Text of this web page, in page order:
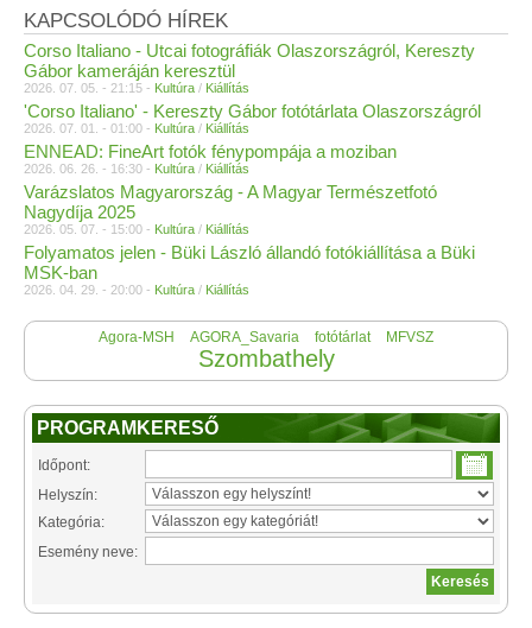
KAPCSOLÓDÓ HÍREK
Corso Italiano - Utcai fotográfiák Olaszországról, Kereszty
Gábor kameráján keresztül
2026. 07. 05. - 21:15 - Kultúra / Kiállítás
'Corso Italiano' - Kereszty Gábor fotótárlata Olaszországról
2026. 07. 01. - 01:00 - Kultúra / Kiállítás
ENNEAD: FineArt fotók fénypompája a moziban
2026. 06. 26. - 16:30 - Kultúra / Kiállítás
Varázslatos Magyarország - A Magyar Természetfotó
Nagydíja 2025
2026. 05. 07. - 15:00 - Kultúra / Kiállítás
Folyamatos jelen - Büki László állandó fotókiállítása a Büki
MSK-ban
2026. 04. 29. - 20:00 - Kultúra / Kiállítás
Agora-MSH AGORA_Savaria fotótárlat MFVSZ
Szombathely
PROGRAMKERESŐ
Időpont:
Helyszín:
Kategória:
Esemény neve: